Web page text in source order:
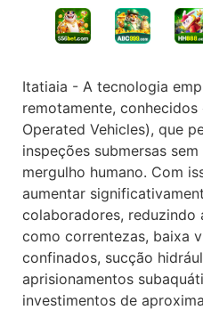
Itatiaia - A tecnologia
remotamente, conhecidos
Operated Vehicles), que
inspeções submersas
mergulho humano. Com
aumentar
colaboradores, reduzindo
como correntezas, baixa
confinados, sucção
aprisionamentos
investimentos de